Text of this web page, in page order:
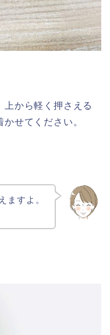
から軽く押さえる
せてください。
ますよ。